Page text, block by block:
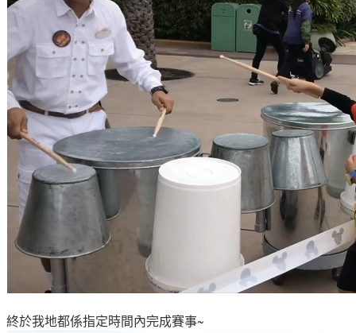
終於我地都係指定時間內完成賽事~